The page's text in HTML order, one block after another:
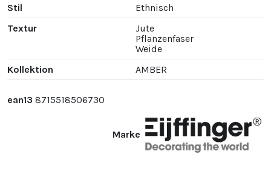
Stil
Ethnisch
Textur
Jute
Pflanzenfaser
Weide
Kollektion
AMBER
Marke
ean13 8715518506730